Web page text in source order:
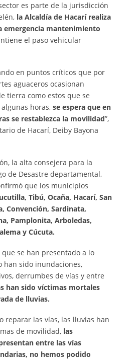
es parte de la jurisdicción
la Alcaldía de Hacarí realiza
emergencia mantenimiento
el paso vehicular
en puntos críticos que por
aguaceros ocasionan
tierra como estos que se
horas, se espera que en
se restablezca la movilidad”,
de Hacarí, Deiby Bayona
la alta consejera para la
de Desastre departamental,
que los municipios
Tibú, Ocaña, Hacarí, San
Convención, Sardinata,
Pamplonita, Arboledas,
y Cúcuta.
que se han presentado a lo
han sido inundaciones,
derrumbes de vías y entre
han sido víctimas mortales
de lluvias.
reparar las vías, las lluvias han
de movilidad, las
entre las vías
no hemos podido